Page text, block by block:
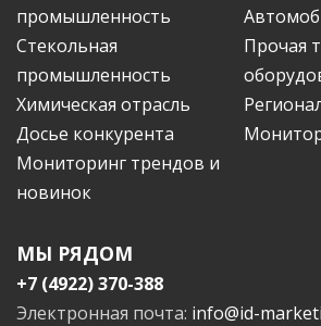
промышленность
Стекольная
промышленность
Прочая
Химическая отрасль
Досье конкурента
Мониторинг трендов и
новинок
МЫ РЯДОМ
+7 (4922) 370-388
Электронная почта: info@id-